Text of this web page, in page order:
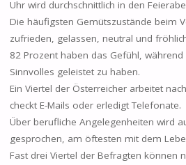
Uhr wird durchschnittlich in den
Die häufigsten Gemütszustände beim
zufrieden, gelassen, neutral und
82 Prozent haben das Gefühl,
Sinnvolles geleistet zu haben.
Ein Viertel der Österreicher arbeitet
checkt E-Mails oder erledigt Telefonate.
Über berufliche Angelegenheiten wird
gesprochen, am öftesten mit dem
Fast drei Viertel der Befragten können